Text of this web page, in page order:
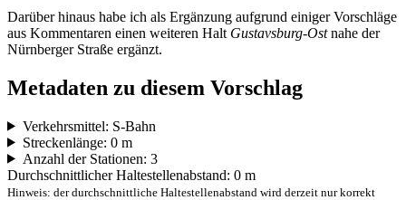
Darüber hinaus habe ich als Ergänzung aufgrund einiger Vorschläge
aus Kommentaren einen weiteren Halt Gustavsburg-Ostnahe der
Nürnberger Straße ergänzt.
Metadaten zu diesem Vorschlag
Verkehrsmittel: S-Bahn
Streckenlänge: 0 m
Anzahl der Stationen: 3
Durchschnittlicher Haltestellenabstand: 0 m
Hinweis: der durchschnittliche Haltestellenabstand wird derzeit nur korrekt